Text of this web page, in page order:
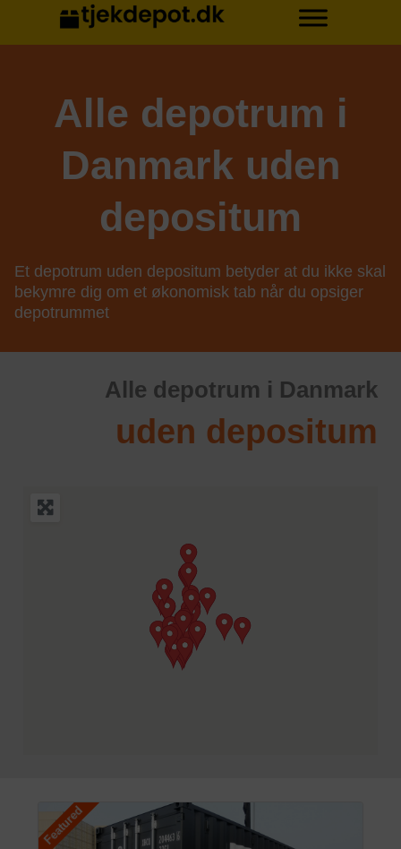
Alle depotrum i
Danmark uden
depositum
Et depotrum uden depositum betyder at du ikke skal
bekymre dig om et økonomisk tab når du opsiger
depotrummet
Alle depotrum i Danmark
uden depositum
Featured